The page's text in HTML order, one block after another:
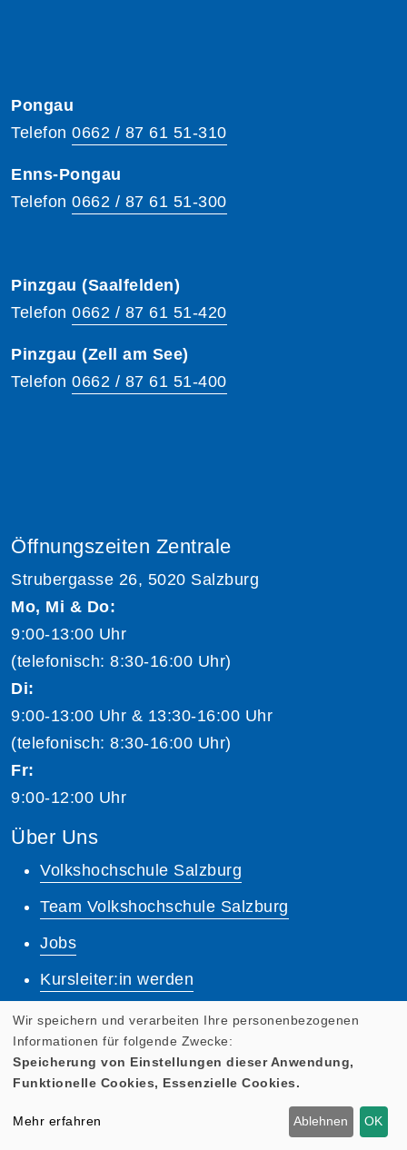
Pongau
Telefon 0662 / 87 61 51-310
Enns-Pongau
Telefon 0662 / 87 61 51-300
Pinzgau (Saalfelden)
Telefon 0662 / 87 61 51-420
Pinzgau (Zell am See)
Telefon 0662 / 87 61 51-400
Öffnungszeiten Zentrale
Strubergasse 26, 5020 Salzburg
Mo, Mi & Do:
9:00-13:00 Uhr
(telefonisch: 8:30-16:00 Uhr)
Di:
9:00-13:00 Uhr & 13:30-16:00 Uhr
(telefonisch: 8:30-16:00 Uhr)
Fr:
9:00-12:00 Uhr
Über Uns
Volkshochschule Salzburg
Team Volkshochschule Salzburg
Jobs
Kursleiter:in werden
Unsere Dozent:innen
Dozenten Login
Lernplattform
Quicklinks
Wir speichern und verarbeiten Ihre personenbezogenen
Informationen für folgende Zwecke:
Speicherung von Einstellungen dieser Anwendung,
Funktionelle Cookies, Essenzielle Cookies.
Mehr erfahren Ablehnen OK